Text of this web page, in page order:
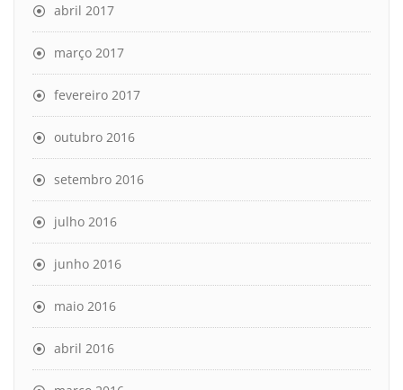
abril 2017
março 2017
fevereiro 2017
outubro 2016
setembro 2016
julho 2016
junho 2016
maio 2016
abril 2016